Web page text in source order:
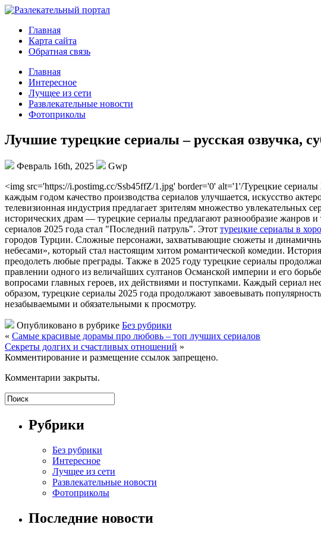
Главная
Карта сайта
Обратная связь
Главная
Интересное
Лучщее из сети
Развлекательные новости
Фотоприколы
Лучшие турецкие сериалы – русская озвучка,
Февраль 16th, 2025
Gwp
<img src='https://i.postimg.cc/Ssb45ffZ/1.jpg' border='0' alt='1'/Турeцкиe
каждым годом качество производства сериалов улучшается, искусство
телевизионная индустрия предлагает зрителям множество увлекательных
исторических драм — турецкие сериалы предлагают разнообразие жанров
сериалов 2025 года стал "Последний патруль". Этот турецкие сериалы в
городов Турции. Сложные персонажи, захватывающие сюжеты и
небесами», который стал настоящим хитом романтической комедии.
преодолеть любые преграды. Также в 2025 году турецкие сериалы
правлении одного из величайших султанов Османской империи и его
вопросами главных героев, их действиями и поступками. Каждый сериал
образом, турецкие сериалы 2025 года продолжают завоевывать
незабываемыми и обязательными к просмотру.
Опубликовано в рубрике Без рубрики
« Самые красивые дорамы про любовь – топ лучших сериалов
Секреты долгих и счастливых отношений »
Комментирование и размещение ссылок запрещено.
Комментарии закрыты.
Рубрики
Без рубрики
Интересное
Лучщее из сети
Развлекательные новости
Фотоприколы
Последние новости